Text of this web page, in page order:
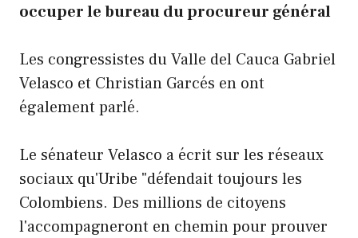
occuper le bureau du procureur général
Les congressistes du Valle del Cauca Gabriel
Velasco et Christian Garcés en ont
également parlé.
Le sénateur Velasco a écrit sur les réseaux
sociaux qu'Uribe "défendait toujours les
Colombiens. Des millions de citoyens
l'accompagneront en chemin pour prouver